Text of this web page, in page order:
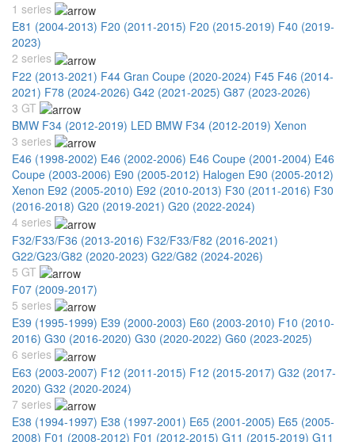
1 series
E81 (2004-2013) F20 (2011-2015) F20 (2015-2019) F40 (2019-
2023)
2 series
F22 (2013-2021) F44 Gran Coupe (2020-2024) F45 F46 (2014-
2021) F78 (2024-2026) G42 (2021-2025) G87 (2023-2026)
3 GT
BMW F34 (2012-2019) LED BMW F34 (2012-2019) Xenon
3 series
E46 (1998-2002) E46 (2002-2006) E46 Coupe (2001-2004) E46
Coupe (2003-2006) E90 (2005-2012) Halogen E90 (2005-2012)
Xenon E92 (2005-2010) E92 (2010-2013) F30 (2011-2016) F30
(2016-2018) G20 (2019-2021) G20 (2022-2024)
4 series
F32/F33/F36 (2013-2016) F32/F33/F82 (2016-2021)
G22/G23/G82 (2020-2023) G22/G82 (2024-2026)
5 GT
F07 (2009-2017)
5 series
E39 (1995-1999) E39 (2000-2003) E60 (2003-2010) F10 (2010-
2016) G30 (2016-2020) G30 (2020-2022) G60 (2023-2025)
6 series
E63 (2003-2007) F12 (2011-2015) F12 (2015-2017) G32 (2017-
2020) G32 (2020-2024)
7 series
E38 (1994-1997) E38 (1997-2001) E65 (2001-2005) E65 (2005-
2008) F01 (2008-2012) F01 (2012-2015) G11 (2015-2019) G11